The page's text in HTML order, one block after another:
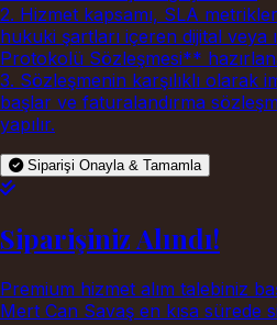
2. Hizmet kapsamı, SLA
hukuki şartları içeren dijital veya
Protokolü Sözleşmesi**
3. Sözleşmenin karşılıklı olarak
başlar ve faturalandırma
yapılır.
Siparişi Onayla & Tamamla
Siparişiniz Alındı!
Premium hizmet alım talebiniz
Mert Can Savaş en kısa sürede